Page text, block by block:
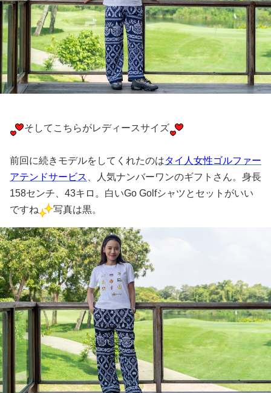
そしてこちらがレディースサイズ
前回に続きモデルをしてくれたのはタイ人女性ゴルファー
アテンドサービス
、人気ナンバーワンのギフトさん。身長
158センチ、43キロ。白いGo Golfシャツとセットがいい
ですね
写真は黒。